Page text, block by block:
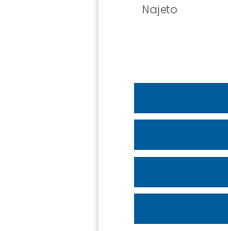
Najeto